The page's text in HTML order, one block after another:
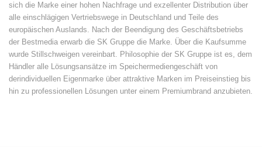
sich die Marke einer hohen Nachfrage und exzellenter Distribution über
alle einschlägigen Vertriebswege in Deutschland und Teile des
europäischen Auslands. Nach der Beendigung des Geschäftsbetriebs
der Bestmedia erwarb die SK Gruppe die Marke. Über die Kaufsumme
wurde Stillschweigen vereinbart. Philosophie der SK Gruppe ist es, dem
Händler alle Lösungsansätze im Speichermediengeschäft von
derindividuellen Eigenmarke über attraktive Marken im Preiseinstieg bis
hin zu professionellen Lösungen unter einem Premiumbrand anzubieten.